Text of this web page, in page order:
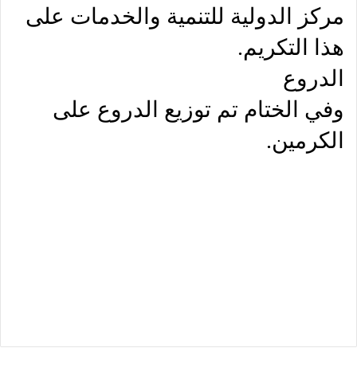
مركز الدولية للتنمية والخدمات على
هذا التكريم.
الدروع
وفي الختام تم توزيع الدروع على
الكرمين.